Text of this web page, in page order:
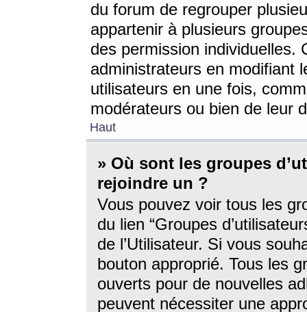
du forum de regrouper
appartenir à plusieurs
des permission individuelles.
administrateurs en modifiant
utilisateurs en une fois,
modérateurs ou bien de leur
Haut
» Où sont les groupes
rejoindre un ?
Vous pouvez voir tous les
du lien “Groupes
de l’Utilisateur. Si vous
bouton approprié. Tous les
ouverts pour de nouvelles
peuvent nécessiter une